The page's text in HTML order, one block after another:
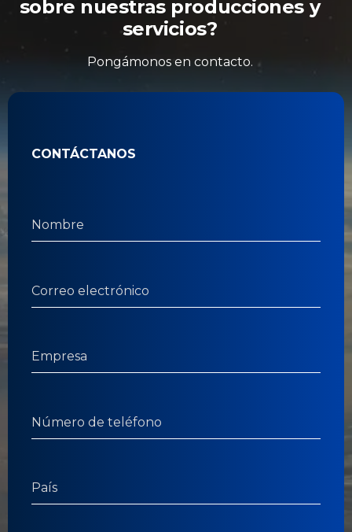
sobre nuestras producciones y
servicios?
Pongámonos en contacto.
CONTÁCTANOS